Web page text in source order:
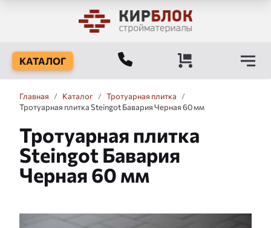
КАТАЛОГ
Главная / Каталог / Тротуарная плитка
/
Тротуарная плитка Steingot Бавария Черная 60 мм
Тротуарная плитка
Steingot Бавария
Черная 60 мм